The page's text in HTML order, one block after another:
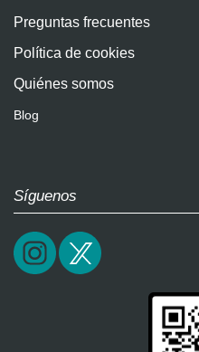
Preguntas frecuentes
Política de cookies
Quiénes somos
Blog
Síguenos